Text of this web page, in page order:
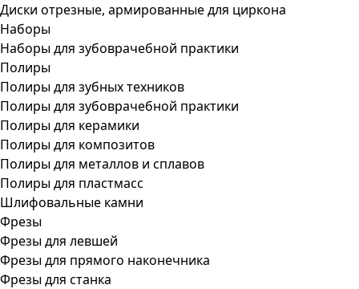
Диски отрезные, армированные для циркона
Наборы
Наборы для зубоврачебной практики
Полиры
Полиры для зубных техников
Полиры для зубоврачебной практики
Полиры для керамики
Полиры для композитов
Полиры для металлов и сплавов
Полиры для пластмасс
Шлифовальные камни
Фрезы
Фрезы для левшей
Фрезы для прямого наконечника
Фрезы для станка